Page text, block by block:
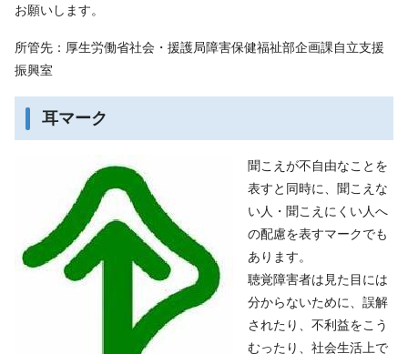
お願いします。
所管先：厚生労働省社会・援護局障害保健福祉部企画課自立支援
振興室
耳マーク
聞こえが不自由なことを
表すと同時に、聞こえな
い人・聞こえにくい人へ
の配慮を表すマークでも
あります。
聴覚障害者は見た目には
分からないために、誤解
されたり、不利益をこう
むったり、社会生活上で